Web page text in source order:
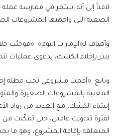
لافتاً إلى أنه استمر في ممارسة
الصعبة التي واجهتها المشروعات
وأضاف لـ«الإمارات اليوم»: «فوجئت
ينذر بإخلاء الكشك، بدعوى عمليات
وتابع: «أقمت مشروعي تحت مظلة
المعنية بالمشروعات الصغيرة
إنشاء الكشك، مع العديد من رواد
لفترة تجاوزت عامين، حتى تمكّنت
المتعلقة بإقامة المشروع، وهو